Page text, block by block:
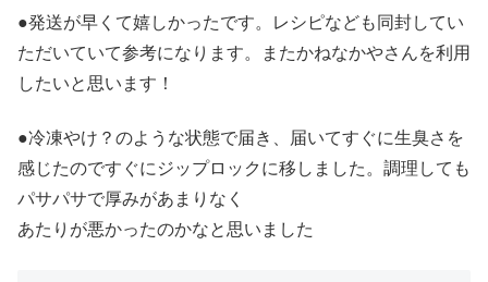
●発送が早くて嬉しかったです。レシピなども同封してい
ただいていて参考になります。またかねなかやさんを利用
したいと思います！
●冷凍やけ？のような状態で届き、届いてすぐに生臭さを
感じたのですぐにジップロックに移しました。調理しても
パサパサで厚みがあまりなく
あたりが悪かったのかなと思いました